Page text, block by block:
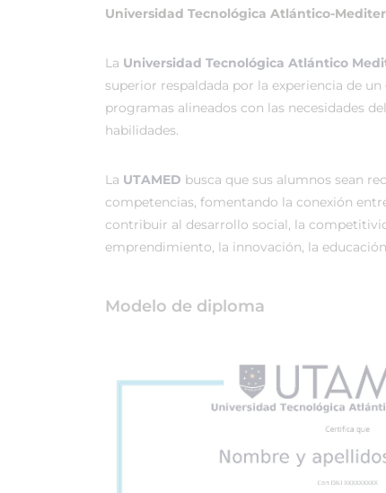
Universidad Tecnológica Atlántico-
La Universidad Tecnológica Atlántico
superior respaldada por la experiencia de
programas alineados con las necesidades
habilidades.
La UTAMED busca que sus alumnos sean
competencias, fomentando la conexión
contribuir al desarrollo social, la
emprendimiento, la innovación, la
Modelo de diploma